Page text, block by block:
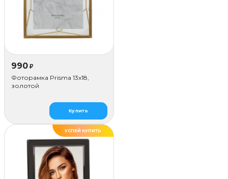
990 ₽
Фоторамка Prisma 13х18,
золотой
Купить
ХИТ
УСПЕЙ КУПИТЬ